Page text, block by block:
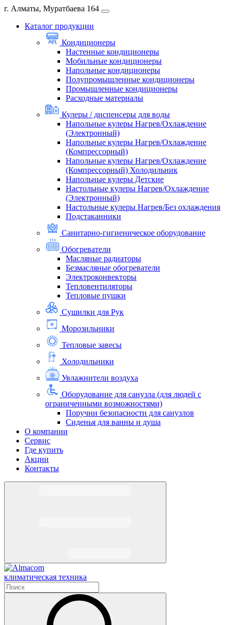
г. Алматы, Муратбаева 164
Каталог продукции
Кондиционеры
Настенные кондиционеры
Мобильные кондиционеры
Напольные кондиционеры
Полупромышленные кондиционеры
Промышленные кондиционеры
Расходные материалы
Кулеры / диспенсеры для воды
Напольные кулеры Нагрев/Охлаждение
(Электронный)
Напольные кулеры Нагрев/Охлаждение
(Компрессорный)
Напольные кулеры Нагрев/Охлаждение
(Компрессорный) Холодильник
Напольные кулеры Детские
Настольные кулеры Нагрев/Охлаждение
(Электронный)
Настольные кулеры Нагрев/Без охлаждения
Подстаканники
Санитарно-гигиеническое оборудование
Обогреватели
Масляные радиаторы
Безмасляные обогреватели
Электроконвекторы
Тепловентиляторы
Тепловые пушки
Сушилки для Рук
Морозильники
Тепловые завесы
Холодильники
Увлажнители воздуха
Оборудование для санузла (для людей с
ограниченными возможностями)
Поручни безопасности для санузлов
Сиденья для ванны и душа
О компании
Сервис
Где купить
Акции
Контакты
климатическая техника